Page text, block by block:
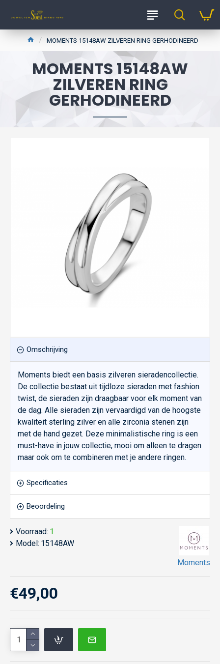
MOMENTS 15148AW ZILVEREN RING GERHODINEERD
MOMENTS 15148AW
ZILVEREN RING
GERHODINEERD
Omschrijving
Moments biedt een basis zilveren sieradencollectie.
De collectie bestaat uit tijdloze sieraden met fashion
twist, de sieraden zijn draagbaar voor elk moment van
de dag. Alle sieraden zijn vervaardigd van de hoogste
kwaliteit sterling zilver en alle zirconia stenen zijn
met de hand gezet. Deze minimalistische ring is een
must-have in jouw collectie, mooi om alleen te dragen
maar ook om te combineren met je andere ringen.
Specificaties
Beoordeling
Voorraad: 1
Model: 15148AW
Moments
€49,00